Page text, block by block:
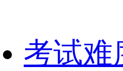
考试难